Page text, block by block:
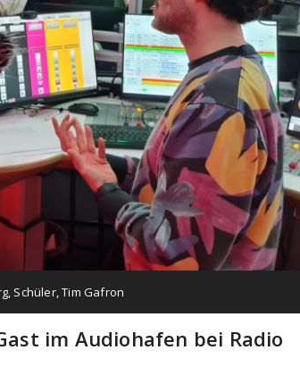
, Schüler,Tim Gafron
im Audiohafen bei Radio